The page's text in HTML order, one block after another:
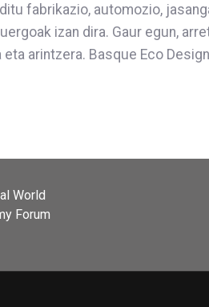
fabrikazio, automozio,
izan dira. Gaur egun,
arintzera. Basque Eco
World
Forum